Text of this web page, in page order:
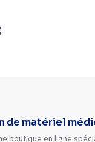
de matériel
boutique en ligne